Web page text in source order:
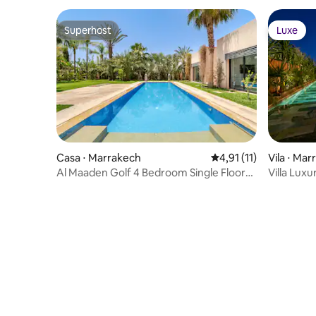
Superhost
Superhost
Casa ⋅ Marrakech 4,91 de uma
4,91 (11)
Al Maaden Golf 4 Bedroom Single Floor
Luxe
Luxe
Vila ⋅
Villa